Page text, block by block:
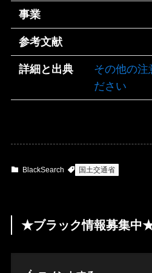
事業
参考文献
詳細と出典
その他の注
ださい
BlackSearch 国土交通省
★ブラック情報募集中